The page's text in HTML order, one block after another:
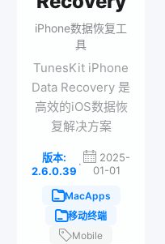
iPhone数据恢复工
具
TunesKit iPhone
Data Recovery 是
高效的iOS数据恢
复解决方案
版本:
2.6.0.39
·
2025-
01-01
MacApps
移动终端
Mobile